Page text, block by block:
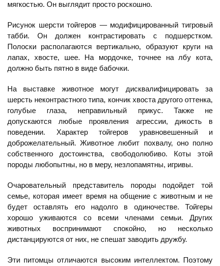
мягкостью. Он выглядит просто роскошно.
Рисунок шерсти тойгеров — модифицированный тигровый
табби. Он должен контрастировать с подшерстком.
Полоски располагаются вертикально, образуют круги на
лапах, хвосте, шее. На мордочке, точнее на лбу кота,
должно быть пятно в виде бабочки.
На выставке животное могут дисквалифицировать за
шерсть неконтрастного типа, кончик хвоста другого оттенка,
голубые глаза, неправильный прикус. Также не
допускаются любые проявления агрессии, дикость в
поведении. Характер тойгеров уравновешенный и
доброжелательный. Животное любит похвалу, оно полно
собственного достоинства, свободолюбиво. Коты этой
породы любопытны, но в меру, незлопамятны, игривы.
Очаровательный представитель породы подойдет той
семье, которая имеет время на общение с животным и не
будет оставлять его надолго в одиночестве. Тойгеры
хорошо уживаются со всеми членами семьи. Других
животных воспринимают спокойно, но несколько
дистанцируются от них, не спешат заводить дружбу.
Эти питомцы отличаются высоким интеллектом. Поэтому